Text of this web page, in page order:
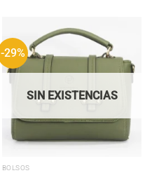
-29%
SIN EXISTENCIAS
BOLSOS